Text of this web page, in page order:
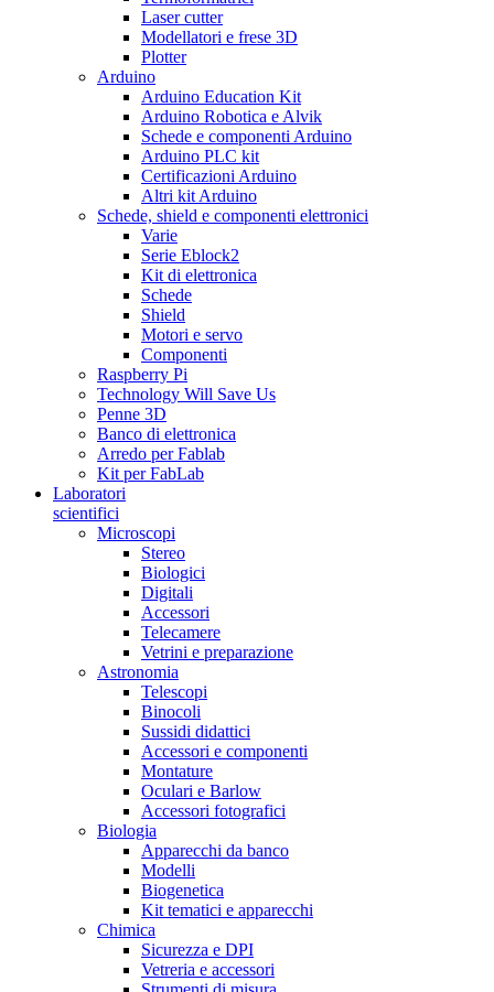
Laser cutter
Modellatori e frese 3D
Plotter
Arduino
Arduino Education Kit
Arduino Robotica e Alvik
Schede e componenti Arduino
Arduino PLC kit
Certificazioni Arduino
Altri kit Arduino
Schede, shield e componenti elettronici
Varie
Serie Eblock2
Kit di elettronica
Schede
Shield
Motori e servo
Componenti
Raspberry Pi
Technology Will Save Us
Penne 3D
Banco di elettronica
Arredo per Fablab
Kit per FabLab
Laboratori
scientifici
Microscopi
Stereo
Biologici
Digitali
Accessori
Telecamere
Vetrini e preparazione
Astronomia
Telescopi
Binocoli
Sussidi didattici
Accessori e componenti
Montature
Oculari e Barlow
Accessori fotografici
Biologia
Apparecchi da banco
Modelli
Biogenetica
Kit tematici e apparecchi
Chimica
Sicurezza e DPI
Vetreria e accessori